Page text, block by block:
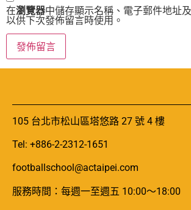
在瀏覽器中儲存顯示名稱、電子郵件地址
以供下次發佈留言時使用。
105 台北市松山區塔悠路 27 號 4 樓
Tel: +886-2-2312-1651
footballschool@actaipei.com
服務時間：每週一至週五 10:00～18:00